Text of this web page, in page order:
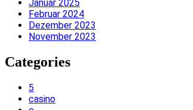
Januar 2025
Februar 2024
Dezember 2023
November 2023
Categories
5
casino